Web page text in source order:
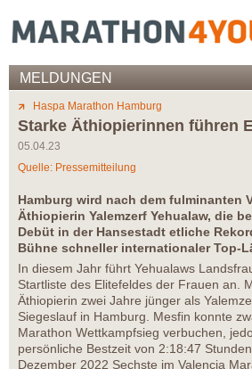
MELDUNGEN
Haspa Marathon Hamburg
Starke Äthiopierinnen führen
05.04.23
Quelle: Pressemitteilung
Hamburg wird nach dem fulminanten
Äthiopierin Yalemzerf Yehualaw, die
Debüt in der Hansestadt etliche
Bühne schneller internationaler Top-
In diesem Jahr führt Yehualaws
Startliste des Elitefeldes der Frauen an.
Äthiopierin zwei Jahre jünger als
Siegeslauf in Hamburg. Mesfin konnte
Marathon Wettkampfsieg verbuchen,
persönliche Bestzeit von 2:18:47
Dezember 2022 Sechste im Valencia